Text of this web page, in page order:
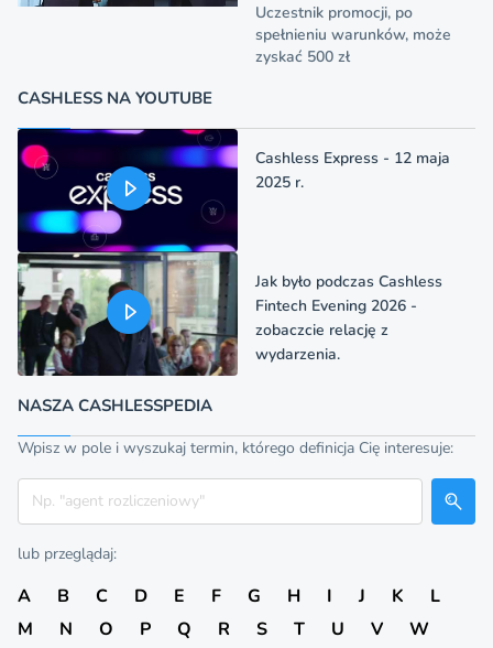
Uczestnik promocji, po
spełnieniu warunków, może
zyskać 500 zł
CASHLESS NA YOUTUBE
Cashless Express - 12 maja
2025 r.
Jak było podczas Cashless
Fintech Evening 2026 -
zobaczcie relację z
wydarzenia.
NASZA CASHLESSPEDIA
Wpisz w pole i wyszukaj termin, którego definicja Cię interesuje:
Szukaj
lub przeglądaj:
A B C D E F G H I J K
L
M
N O P Q R S T U V
W